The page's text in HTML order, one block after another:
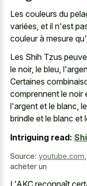
Les couleurs du
variées, et il n'est
couleur à mesure
Les Shih Tzus
le noir, le bleu,
Certaines
comprennent le noir
l'argent et le blanc,
brindle et le blanc et
Intriguing read:
Source: youtube.com
acheter un